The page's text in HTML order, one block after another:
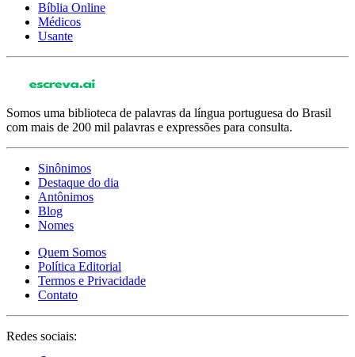
Bíblia Online
Médicos
Usante
Somos uma biblioteca de palavras da língua portuguesa do Brasil
com mais de 200 mil palavras e expressões para consulta.
Sinônimos
Destaque do dia
Antônimos
Blog
Nomes
Quem Somos
Política Editorial
Termos e Privacidade
Contato
Redes sociais: